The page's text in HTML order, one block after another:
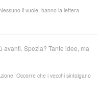
li vuole, hanno la lettera
avanti. Spezia? Tante idee, ma
Occorre che i vecchi sintolgano